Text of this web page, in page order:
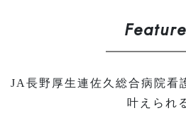
JA長野厚生連佐久総合病院看
叶えられ